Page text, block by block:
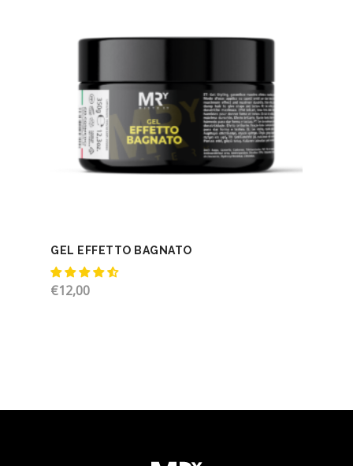
GEL EFFETTO BAGNATO
€12,00